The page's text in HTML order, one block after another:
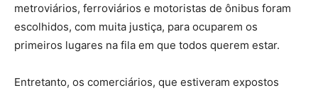
metroviários, ferroviários e motoristas de ônibus foram
escolhidos, com muita justiça, para ocuparem os
primeiros lugares na fila em que todos querem estar.
Entretanto, os comerciários, que estiveram expostos